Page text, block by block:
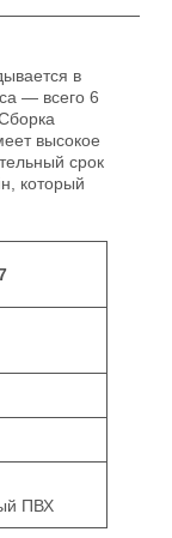
в
— всего 6
высокое
срок
который
ПВХ